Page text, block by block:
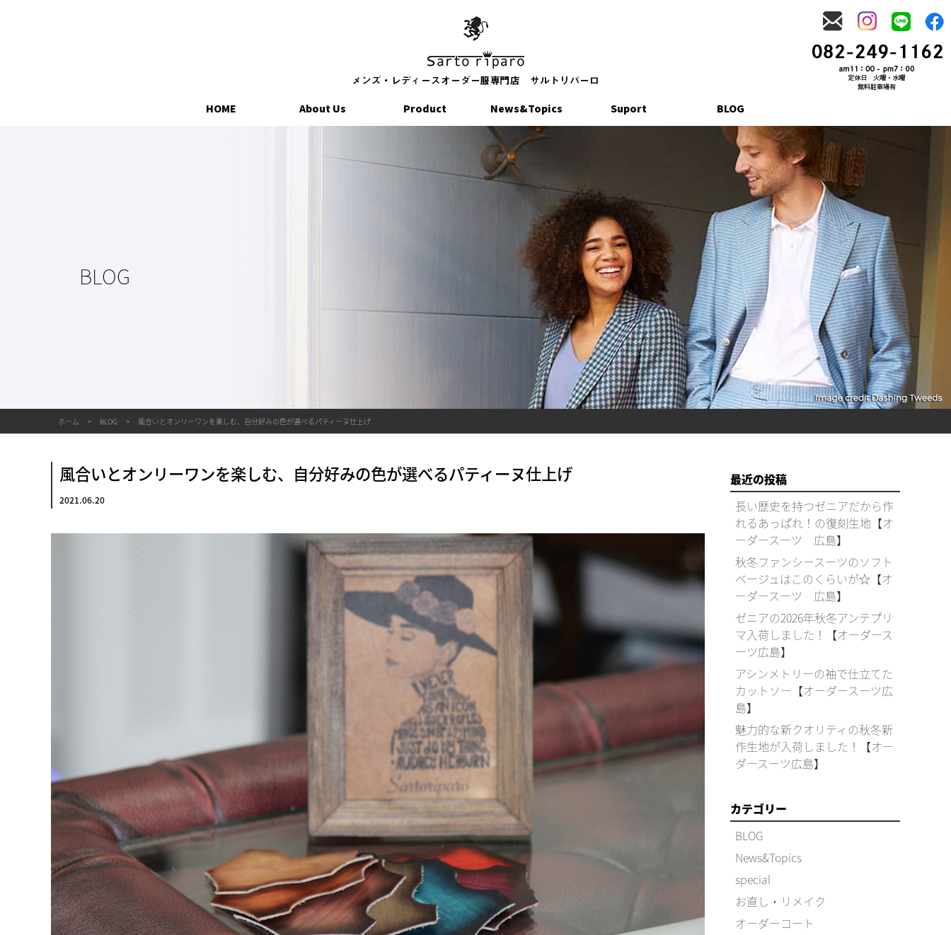
HOME About Us Product News&Topics Suport BLOG
BLOG
ホーム BLOG 風合いとオンリーワンを楽しむ、自分好みの色が選べるパティーヌ仕上げ
風合いとオンリーワンを楽しむ、自分好みの色が選べるパティーヌ仕上げ
2021.06.20
最近の投稿
長い歴史を持つゼニアだから作
れるあっぱれ！の復刻生地【オ
ーダースーツ 広島】
秋冬ファンシースーツのソフト
ベージュはこのくらいが☆【オ
ーダースーツ 広島】
ゼニアの2026年秋冬アンテプリ
マ入荷しました！【オーダース
ーツ広島】
アシンメトリーの袖で仕立てた
カットソー【オーダースーツ広
島】
魅力的な新クオリティの秋冬新
作生地が入荷しました！【オー
ダースーツ広島】
カテゴリー
BLOG
News&Topics
special
お直し・リメイク
オーダーコート